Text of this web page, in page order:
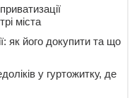
міста
як його докупити та що
у гуртожитку, де